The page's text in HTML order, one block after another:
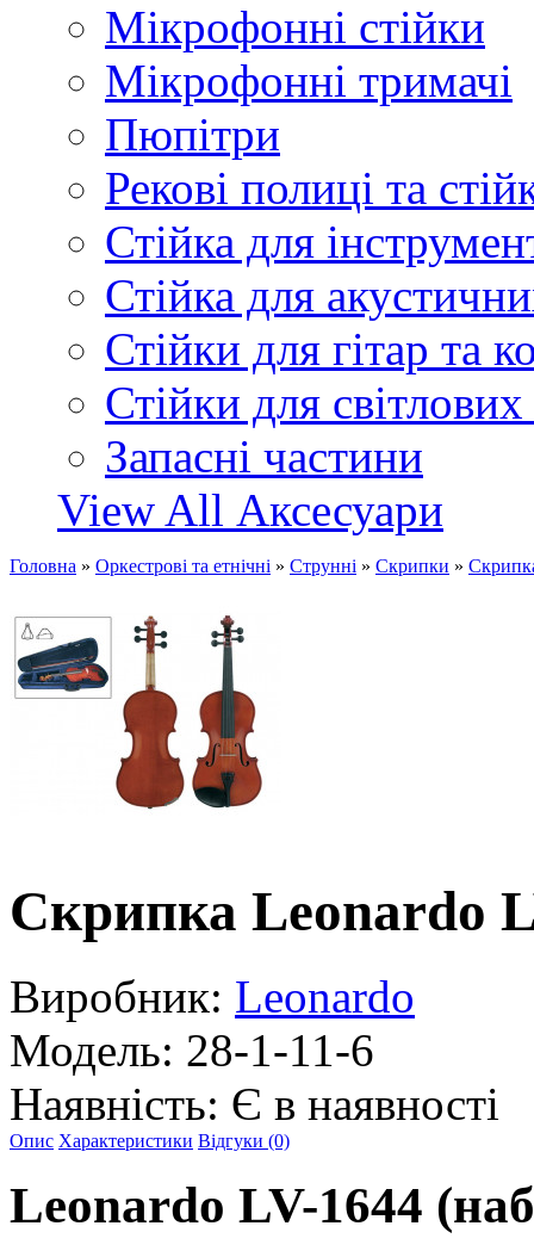
Мікрофонні стійки
Мікрофонні тримачі
Пюпітри
Рекові полиці та
Стійка для
Стійка для
Стійки для гітар та
Стійки для
Запасні частини
View All Аксесуари
Головна » Оркестрові та етнічні » Струнні » Скрипки »
Скрипка Leonardo
Виробник: Leonardo
Модель: 28-1-11-6
Наявність: Є в наявності
Опис Характеристики Відгуки (0)
Leonardo LV-1644